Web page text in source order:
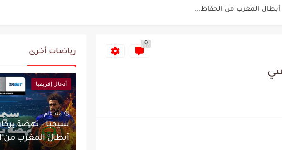
المغرب من الحفاظ...
للتخلي عن موهبتها
0
رياضات أخرى
أدغال إفريقيا
منذ عام
سيمبا - نهضة
أبطال المغرب من